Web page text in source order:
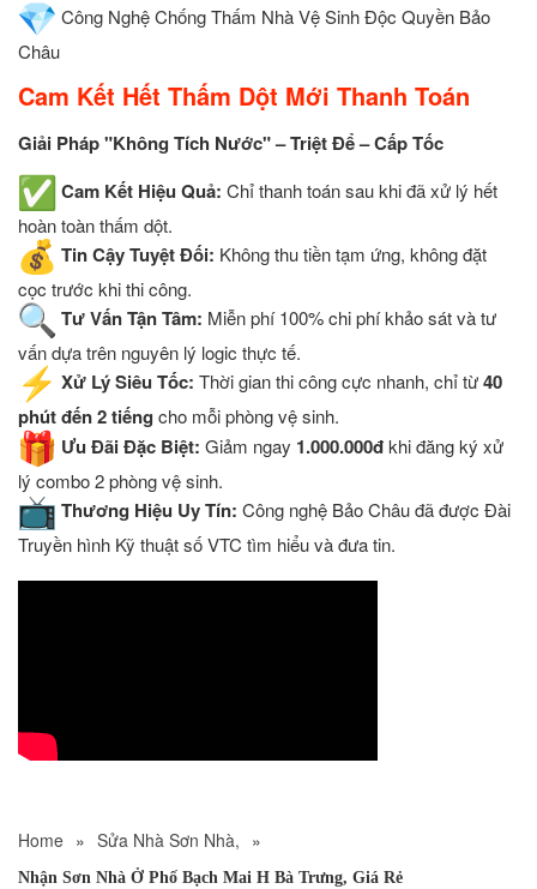
Công Nghệ Chống Thấm Nhà Vệ Sinh Độc Quyền Bảo
Châu
Cam Kết Hết Thấm Dột Mới Thanh Toán
Giải Pháp "Không Tích Nước" – Triệt Để – Cấp Tốc
Cam Kết Hiệu Quả: Chỉ thanh toán sau khi đã xử lý hết
hoàn toàn thấm dột.
Tin Cậy Tuyệt Đối: Không thu tiền tạm ứng, không đặt
cọc trước khi thi công.
Tư Vấn Tận Tâm: Miễn phí 100% chi phí khảo sát và tư
vấn dựa trên nguyên lý logic thực tế.
Xử Lý Siêu Tốc: Thời gian thi công cực nhanh, chỉ từ40
phút đến 2 tiếng cho mỗi phòng vệ sinh.
Ưu Đãi Đặc Biệt: Giảm ngay 1.000.000đkhi đăng ký xử
lý combo 2 phòng vệ sinh.
Thương Hiệu Uy Tín: Công nghệ Bảo Châu đã được Đài
Truyền hình Kỹ thuật số VTC tìm hiểu và đưa tin.
Home » Sửa Nhà Sơn Nhà, »
Nhận Sơn Nhà Ở Phố Bạch Mai H Bà Trưng, Giá Rẻ